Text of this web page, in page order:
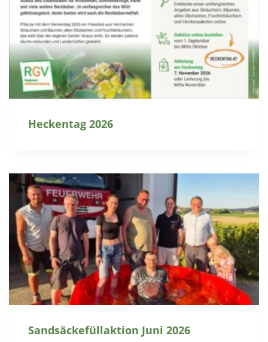
Heckentag 2026
Sandsäckefüllaktion Juni 2026